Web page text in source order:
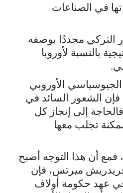
في الصناعات
التركي مجددًا بوصفه
بالنسبة لأوروبا
الأوروبي
فإن الشعور السائد في
فالحاجة إلى إنجاز كل
تجلب معها
فمع أن هذا التوجه أصبح
ميرتس، فإن
في عهد حكومة أولاف